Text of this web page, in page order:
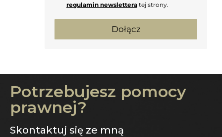
regulamin newslettera tej strony.
Dołącz
Potrzebujesz pomocy
prawnej?
Skontaktuj się ze mną